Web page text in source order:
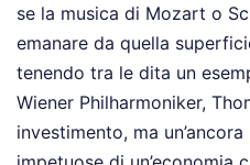
se la musica di Mozart o
emanare da quella
tenendo tra le dita un
Wiener Philharmoniker,
investimento, ma